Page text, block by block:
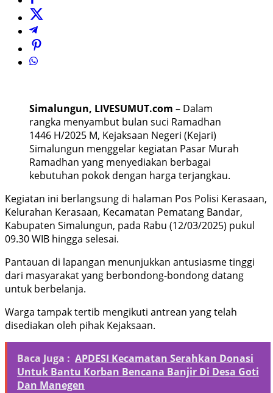
Simalungun, LIVESUMUT.com – Dalam
rangka menyambut bulan suci Ramadhan
1446 H/2025 M, Kejaksaan Negeri (Kejari)
Simalungun menggelar kegiatan Pasar Murah
Ramadhan yang menyediakan berbagai
kebutuhan pokok dengan harga terjangkau.
Kegiatan ini berlangsung di halaman Pos Polisi Kerasaan,
Kelurahan Kerasaan, Kecamatan Pematang Bandar,
Kabupaten Simalungun, pada Rabu (12/03/2025) pukul
09.30 WIB hingga selesai.
Pantauan di lapangan menunjukkan antusiasme tinggi
dari masyarakat yang berbondong-bondong datang
untuk berbelanja.
Warga tampak tertib mengikuti antrean yang telah
disediakan oleh pihak Kejaksaan.
Baca Juga : APDESI Kecamatan Serahkan Donasi
Untuk Bantu Korban Bencana Banjir Di Desa Goti
Dan Manegen